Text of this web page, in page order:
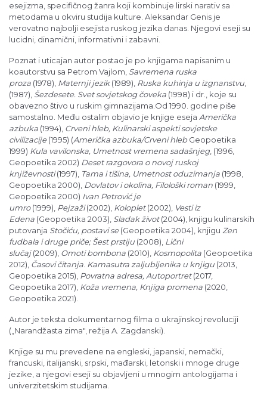
esejizma, specifičnog žanra koji kombinuje lirski narativ sa
metodama u okviru studija kulture. Aleksandar Genis je
verovatno najbolji esejista ruskog jezika danas. Njegovi eseji su
lucidni, dinamični, informativni i zabavni.
Poznat i uticajan autor postao je po knjigama napisanim u
koautorstvu sa Petrom Vajlom, Savremena ruska
proza (1978), Maternji jezik(1989), Ruska kuhinja u izgnanstvu,
(1987), Šezdesete. Svet sovjetskog čoveka (1998) i dr., koje su
obavezno štivo u ruskim gimnazijama.Od 1990. godine piše
samostalno. Među ostalim objavio je knjige eseja Američka
azbuka (1994), Crveni hleb, Kulinarski aspekti sovjetske
civilizacije(1995) (Američka azbuka/Crveni hlebGeopoetika
1999) Kula vavilonska, Umetnost vremena sadašnjeg, (1996,
Geopoetika 2002) Deset razgovora o novoj ruskoj
književnosti(1997), Tama i tišina, Umetnost oduzimanja (1998,
Geopoetika 2000), Dovlatov i okolina, Filološki roman (1999,
Geopoetika 2000) Ivan Petrović je
umro(1999), Pejzaži(2002), Koloplet(2002), Vesti iz
Edena (Geopoetika 2003), Sladak život(2004), knjigu kulinarskih
putovanja Stočiću, postavi se(Geopoetika 2004), knjigu Zen
fudbala i druge priče; Šest prstiju (2008), Lični
slučaj(2009), Omoti bombona (2010), Kosmopolita (Geopoetika
2012), Časovi čitanja. Kamasutra zaljubljenika u knjigu (2013,
Geopoetika 2015), Povratna adresa, Autoportret(2017,
Geopoetika 2017), Koža vremena, Knjiga promena (2020,
Geopoetika 2021).
Autor je teksta dokumentarnog filma o ukrajinskoj revoluciji
(„Narandžasta zima", režija A. Zagdanski).
Knjige su mu prevedene na engleski, japanski, nemački,
francuski, italijanski, srpski, mađarski, letonski i mnoge druge
jezike, a njegovi eseji su objavljeni u mnogim antologijama i
univerzitetskim studijama.